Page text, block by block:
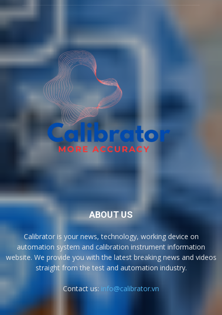
ABOUT US
Calibrator is your news, technology, working device on
automation system and calibration instrument information
website. We provide you with the latest breaking news and videos
straight from the test and automation industry.
Contact us: info@calibrator.vn